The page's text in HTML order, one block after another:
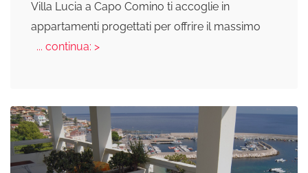
Villa Lucia a Capo Comino ti accoglie in
appartamenti progettati per offrire il massimo
... continua: >